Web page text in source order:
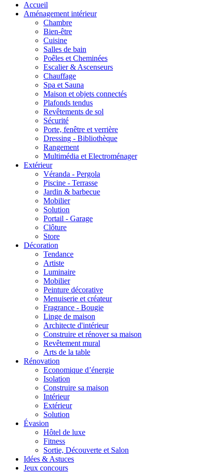
Accueil
Aménagement intérieur
Chambre
Bien-être
Cuisine
Salles de bain
Poêles et Cheminées
Escalier & Ascenseurs
Chauffage
Spa et Sauna
Maison et objets connectés
Plafonds tendus
Revêtements de sol
Sécurité
Porte, fenêtre et verrière
Dressing - Bibliothèque
Rangement
Multimédia et Electroménager
Extérieur
Véranda - Pergola
Piscine - Terrasse
Jardin & barbecue
Mobilier
Solution
Portail - Garage
Clôture
Store
Décoration
Tendance
Artiste
Luminaire
Mobilier
Peinture décorative
Menuiserie et créateur
Fragrance - Bougie
Linge de maison
Architecte d'intérieur
Construire et rénover sa maison
Revêtement mural
Arts de la table
Rénovation
Economique d’énergie
Isolation
Construire sa maison
Intérieur
Extérieur
Solution
Évasion
Hôtel de luxe
Fitness
Sortie, Découverte et Salon
Idées & Astuces
Jeux concours